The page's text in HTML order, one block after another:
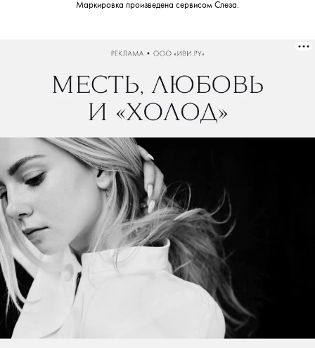
Маркировка произведена сервисом Слеза.